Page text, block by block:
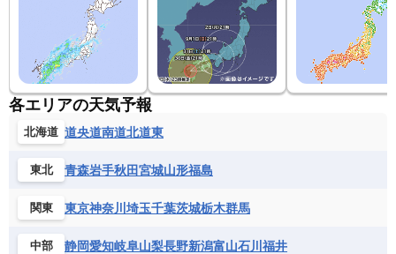
各エリアの天気予報
北海道 道央道南道北道東
東北 青森岩手秋田宮城山形福島
関東 東京神奈川 埼玉千葉茨城栃木群馬
中部 静岡愛知岐阜山梨長野新潟富山石川 福井